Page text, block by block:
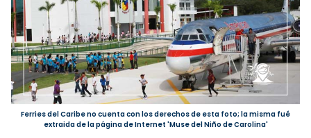
Ferries del Caribe no cuenta con los derechos de esta foto; la misma fué
extraida de la página de Internet 'Muse del Niño de Carolina'